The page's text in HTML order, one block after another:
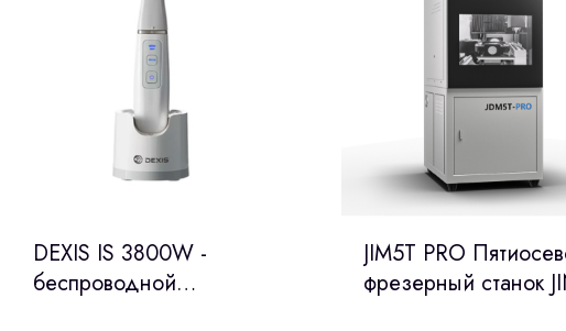
DEXIS IS 3800W -
беспроводной
JIM5T PRO
фрезерный станок